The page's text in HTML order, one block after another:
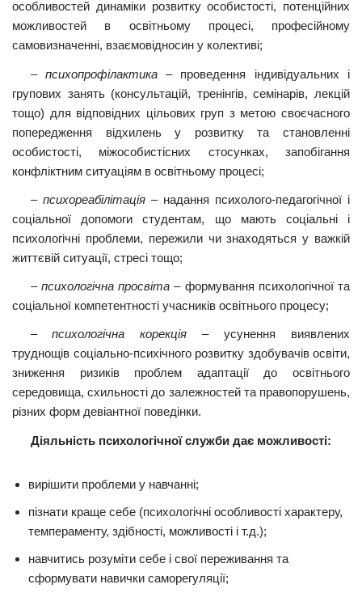
особливостей динаміки розвитку особистості, потенційних
можливостей в освітньому процесі, професійному
самовизначенні, взаємовідносин у колективі;
– психопрофілактика– проведення індивідуальних і
групових занять (консультацій, тренінгів, семінарів, лекцій
тощо) для відповідних цільових груп з метою своєчасного
попередження відхилень у розвитку та становленні
особистості, міжособистісних стосунках, запобігання
конфліктним ситуаціям в освітньому процесі;
– психореабілітація– надання психолого-педагогічної і
соціальної допомоги студентам, що мають соціальні і
психологічні проблеми, пережили чи знаходяться у важкій
життєвій ситуації, стресі тощо;
– психологічна просвіта – формування психологічної та
соціальної компетентності учасників освітнього процесу;
–психологічна корекція – усунення виявлених
труднощів соціально-психічного розвитку здобувачів освіти,
зниження ризиків проблем адаптації до освітнього
середовища, схильності до залежностей та правопорушень,
різних форм девіантної поведінки.
Діяльність психологічної служби дає можливості:
вирішити проблеми у навчанні;
пізнати краще себе (психологічні особливості характеру,
темпераменту, здібності, можливості і т.д.);
навчитись розуміти себе і свої переживання та
сформувати навички саморегуляції;